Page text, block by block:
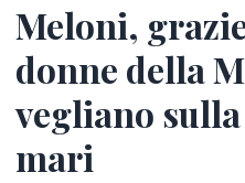
Meloni,
donne della
vegliano
mari